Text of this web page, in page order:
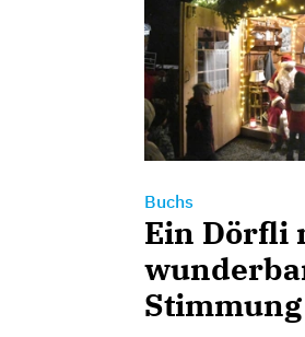
Buchs
Ein Dörfli
Stimmung